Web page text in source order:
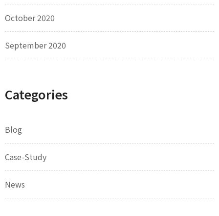
October 2020
September 2020
Categories
Blog
Case-Study
News